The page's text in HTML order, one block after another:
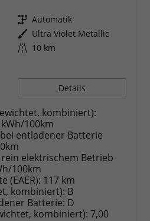
Getriebe Automatik
Außenfarbe Ultra Violet Metallic
Kilometerstand 10 km
Details
kombiniert):
100km
entladener Batterie
elektrischem Betrieb
100km
(EAER): 117 km
kombiniert): B
Batterie: D
kombiniert): 7,00